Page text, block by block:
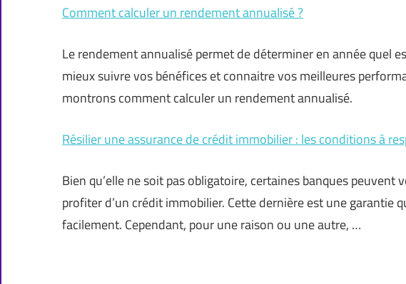
Comment calculer un rendement annualisé ?
Le rendement annualisé permet de déterminer en année quel
mieux suivre vos bénéfices et connaitre vos meilleures
montrons comment calculer un rendement annualisé.
Résilier une assurance de crédit immobilier : les conditions à
Bien qu’elle ne soit pas obligatoire, certaines banques
profiter d’un crédit immobilier. Cette dernière est une garantie
facilement. Cependant, pour une raison ou une autre, …